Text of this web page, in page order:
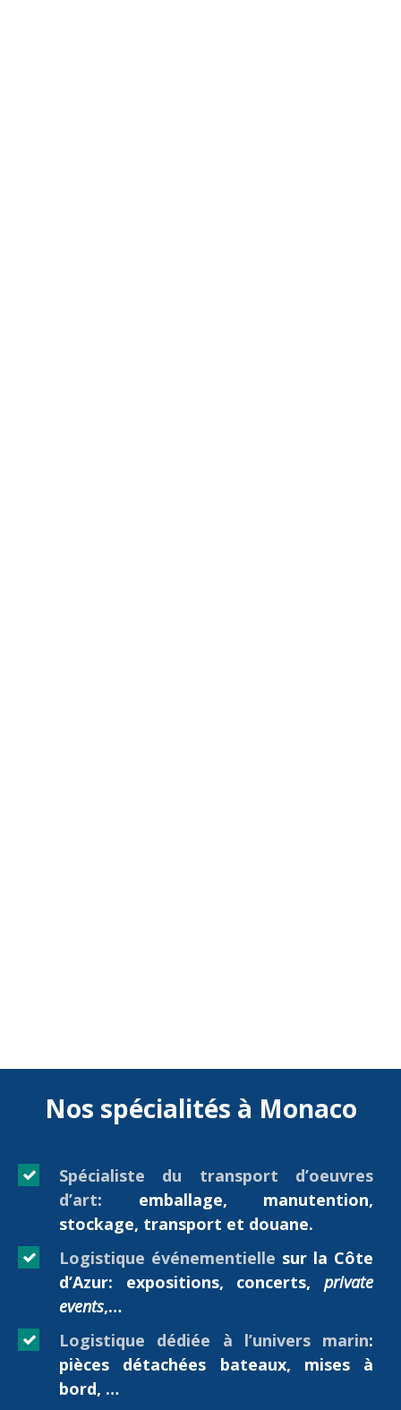
Nos spécialités à Monaco
Spécialiste du transport d’oeuvres
d’art: emballage, manutention,
stockage, transport et douane.
Logistique événementielle sur la Côte
d’Azur: expositions, concerts,private
events,…
Logistique dédiée à l’univers marin:
pièces détachées bateaux, mises à
bord, …